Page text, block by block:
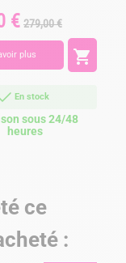
€ Prix
base
279,00 €
plus 
En stock
sous 24/48
heures
ce
: